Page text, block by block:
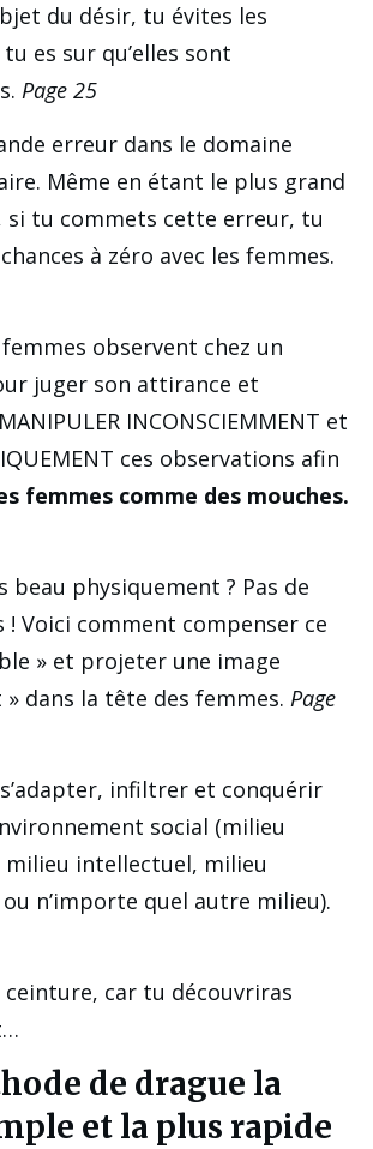
du désir, tu évites les
es sur qu’elles sont
Page 25
erreur dans le domaine
Même en étant le plus grand
si tu commets cette erreur, tu
à zéro avec les femmes.
femmes observent chez un
juger son attirance et
INCONSCIEMMENT et
ces observations afin
femmes comme des mouches.
beau physiquement ? Pas de
! Voici comment compenser ce
» et projeter une image
dans la tête des femmes. Page
infiltrer et conquérir
social (milieu
intellectuel, milieu
n’importe quel autre milieu).
car tu découvriras
de drague la
et la plus rapide